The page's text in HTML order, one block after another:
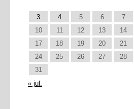
3
4 5 6 7
10
11 12 13 14
17
18 19 20 21
24
25 26 27 28
31
« jul.